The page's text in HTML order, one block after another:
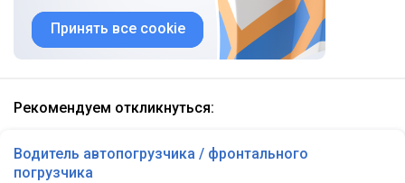
Принять все cookie
Рекомендуем откликнуться:
Водитель автопогрузчика / фронтального
погрузчика